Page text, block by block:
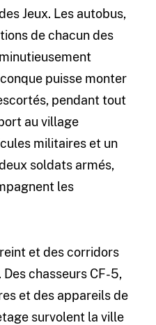
Jeux. Les autobus,
de chacun des
puisse monter
pendant tout
au village
militaires et un
soldats armés,
les
et des corridors
chasseurs CF-5,
et des appareils de
survolent la ville